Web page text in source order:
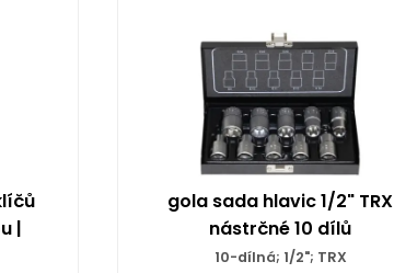
|
gola sada hlavic 1/2" TRX
nástrčné 10 dílů
10-dílná; 1/2"; TRX